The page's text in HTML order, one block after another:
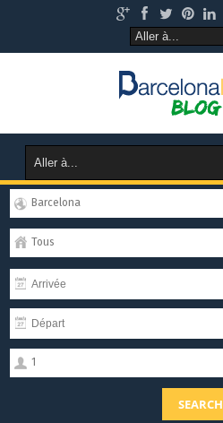
Barcelona
Tous
1
SEARCH